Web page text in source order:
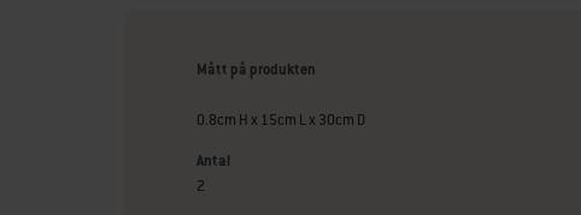
Mått på produkten
0.8cm H x 15cm L x 30cm D
Antal
2